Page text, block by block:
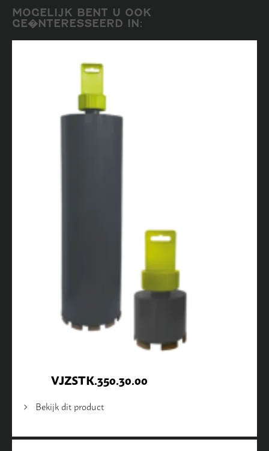
MOGELIJK BENT U OOK
GE�NTERESSEERD IN:
VJZSTK.350.30.00
Bekijk dit product